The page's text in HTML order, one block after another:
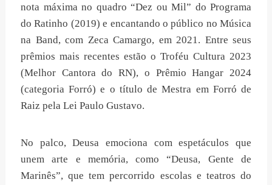
nota máxima no quadro “Dez ou Mil” do Programa
do Ratinho (2019) e encantando o público no Música
na Band, com Zeca Camargo, em 2021. Entre seus
prêmios mais recentes estão o Troféu Cultura 2023
(Melhor Cantora do RN), o Prêmio Hangar 2024
(categoria Forró) e o título de Mestra em Forró de
Raiz pela Lei Paulo Gustavo.
No palco, Deusa emociona com espetáculos que
unem arte e memória, como “Deusa, Gente de
Marinês”, que tem percorrido escolas e teatros do